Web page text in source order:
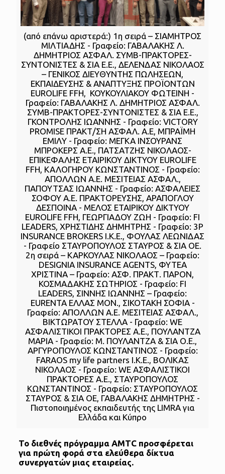
(από επάνω αριστερά:) 1η σειρά – ΣΙΑΜΗΤΡΟΣ
ΜΙΛΤΙΑΔΗΣ - Γραφείο: ΓΑΒΑΛΑΚΗΣ Λ.
ΔΗΜΗΤΡΙΟΣ ΑΣΦΑΛ. ΣΥΜΒ-ΠΡΑΚΤΟΡΕΣ-
ΣΥΝΤΟΝΙΣΤΕΣ & ΣΙΑ Ε.Ε., ΔΕΛΕΝΔΑΣ ΝΙΚΟΛΑΟΣ
– ΓΕΝΙΚΟΣ ΔΙΕΥΘΥΝΤΗΣ ΠΩΛΗΣΕΩΝ,
ΕΚΠΑΙΔΕΥΣΗΣ & ΑΝΑΠΤΥΞΗΣ ΠΡΟΪΟΝΤΩΝ
EUROLIFE FFH, ​ ΚΟΥΚΟΥΛΙΑΚΟΥ ΦΩΤΕΙΝΗ -
Γραφείο: ΓΑΒΑΛΑΚΗΣ Λ. ΔΗΜΗΤΡΙΟΣ ΑΣΦΑΛ.
ΣΥΜΒ-ΠΡΑΚΤΟΡΕΣ-ΣΥΝΤΟΝΙΣΤΕΣ & ΣΙΑ Ε.Ε.,
ΓΚΟΝΤΡΟΛΗΣ ΙΩΑΝΝΗΣ - Γραφείο: VICTORY
PROMISE ΠΡΑΚΤ/ΣΗ ΑΣΦΑΛ. Α.Ε, ΜΠΡΑΪΜΗ
ΕΜΙΛΥ - Γραφείο: ΜΕΓΚΑ ΙΝΣΟΥΡΑΝΣ
ΜΠΡΟΚΕΡΣ Α.Ε., ΠΑΤΣΑΤΖΗΣ ΝΙΚΟΛΑΟΣ-
ΕΠΙΚΕΦΑΛΗΣ ΕΤΑΙΡΙΚΟΥ ΔΙΚΤΥΟΥ EUROLIFE
FFH, ΚΑΛΟΓΗΡΟΥ ΚΩΝΣΤΑΝΤΙΝΟΣ - Γραφείο:
ΑΠΟΛΛΩΝ Α.Ε. ΜΕΣΙΤΕΙΑΣ ΑΣΦΑΛ.,
ΠΑΠΟΥΤΣΑΣ ΙΩΑΝΝΗΣ - Γραφείο: ΑΣΦΑΛΕΙΕΣ
ΣΟΦΟΥ Α.Ε. ΠΡΑΚΤΟΡΕΥΣΗΣ, ΑΡΑΠΟΓΛΟΥ
ΔΕΣΠΟΙΝΑ - ΜΕΛΟΣ ΕΤΑΙΡΙΚΟΥ ΔΙΚΤΥΟΥ
EUROLIFE FFH, ΓΕΩΡΓΙΑΔΟΥ ΖΩΗ - Γραφείο: FI
LEADERS, ΧΡΗΣΤΙΔΗΣ ΔΗΜΗΤΡΗΣ - Γραφείο: 3P
INSURANCE BROKERS Ι.Κ.Ε., ΦΟΥΛΑΣ ΛΕΩΝΙΔΑΣ
- Γραφείο ΣΤΑΥΡΟΠΟΥΛΟΣ ΣΤΑΥΡΟΣ & ΣΙΑ ΟΕ.
2η σειρά – ΚΑΡΚΟΥΛΑΣ ΝΙΚΟΛΑΟΣ – Γραφείο:
DESIGNIA INSURANCE AGENTS, ΦΥΤΕΑ
ΧΡΙΣΤΙΝΑ – Γραφείο: ΑΣΦ. ΠΡΑΚΤ. ΠΑΡΟΝ,
ΚΟΣΜΑΔΑΚΗΣ ΣΩΤΗΡΙΟΣ - Γραφείο: FI
LEADERS, ΣΙΝΝΗΣ ΙΩΑΝΝΗΣ – Γραφείο:
EURENTA ΕΛΛΑΣ ΜΟΝ., ΣΙΚΟΤΑΚΗ ΣΟΦΙΑ -
Γραφείο: ΑΠΟΛΛΩΝ Α.Ε. ΜΕΣΙΤΕΙΑΣ ΑΣΦΑΛ.,
ΒΙΚΤΩΡΑΤΟΥ ΣΤΕΛΛΑ - Γραφείο: WE
ΑΣΦΑΛΙΣΤΙΚΟΙ ΠΡΑΚΤΟΡΕΣ Α.Ε., ΠΟΥΛΑΝΤΖΑ
ΜΑΡΙΑ - Γραφείο: Μ. ΠΟΥΛΑΝΤΖΑ & ΣΙΑ Ο.Ε.,
ΑΡΓΥΡΟΠΟΥΛΟΣ ΚΩΝΣΤΑΝΤΙΝΟΣ - Γραφείο:
FARAOS my life partners Ι.Κ.Ε., ΒΟΛΙΚΑΣ
ΝΙΚΟΛΑΟΣ - Γραφείο: WE ΑΣΦΑΛΙΣΤΙΚΟΙ
ΠΡΑΚΤΟΡΕΣ Α.Ε., ΣΤΑΥΡΟΠΟΥΛΟΣ
ΚΩΝΣΤΑΝΤΙΝΟΣ - Γραφείο: ΣΤΑΥΡΟΠΟΥΛΟΣ
ΣΤΑΥΡΟΣ & ΣΙΑ ΟΕ, ΓΑΒΑΛΑΚΗΣ ΔΗΜΗΤΡΗΣ -
Πιστοποιημένος εκπαιδευτής της LIMRA για
Ελλάδα και Κύπρο
Το διεθνές πρόγραμμα AMTC προσφέρεται
για πρώτη φορά στα ελεύθερα δίκτυα
συνεργατών μιας εταιρείας.